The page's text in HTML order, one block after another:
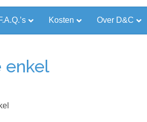
Kosten Over D&C
enkel